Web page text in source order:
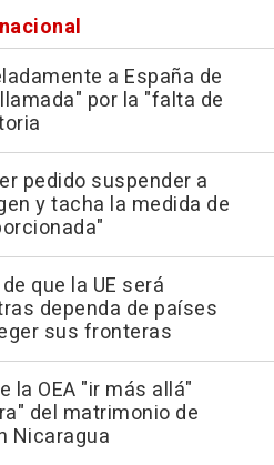
a España de
por la "falta de
pedido suspender a
y tacha la medida de
que la UE será
dependa de países
sus fronteras
la OEA "ir más allá"
del matrimonio de
Nicaragua